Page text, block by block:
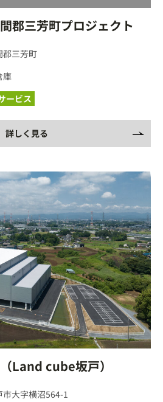
郡三芳町プロジェクト
郡三芳町
庫
ービス
詳しく見る
Land cube坂戸）
市大字横沼564-1